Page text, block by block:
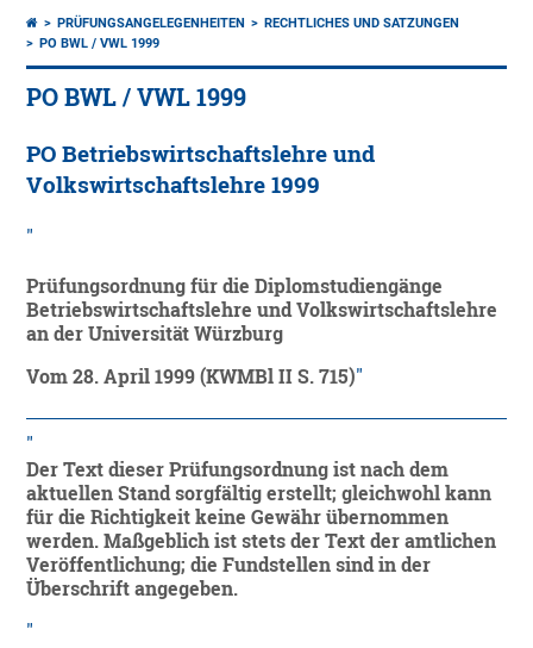
PRÜFUNGSANGELEGENHEITEN
RECHTLICHES UND SATZUNGEN
PO BWL / VWL 1999
PO BWL / VWL 1999
PO Betriebswirtschaftslehre und
Volkswirtschaftslehre 1999
Prüfungsordnung für die Diplomstudiengänge
Betriebswirtschaftslehre und Volkswirtschaftslehre
an der Universität Würzburg
Vom 28. April 1999 (KWMBl II S. 715)
Der Text dieser Prüfungsordnung ist nach dem
aktuellen Stand sorgfältig erstellt; gleichwohl kann
für die Richtigkeit keine Gewähr übernommen
werden. Maßgeblich ist stets der Text der amtlichen
Veröffentlichung; die Fundstellen sind in der
Überschrift angegeben.